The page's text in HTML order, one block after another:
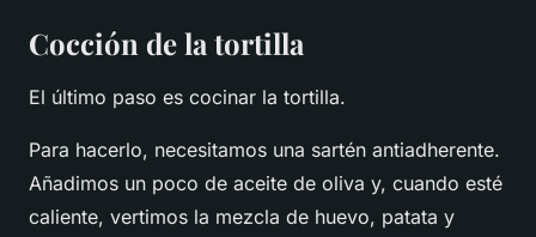
Cocción de la tortilla
El último paso es cocinar la tortilla.
Para hacerlo, necesitamos una sartén antiadherente.
Añadimos un poco de aceite de oliva y, cuando esté
caliente, vertimos la mezcla de huevo, patata y